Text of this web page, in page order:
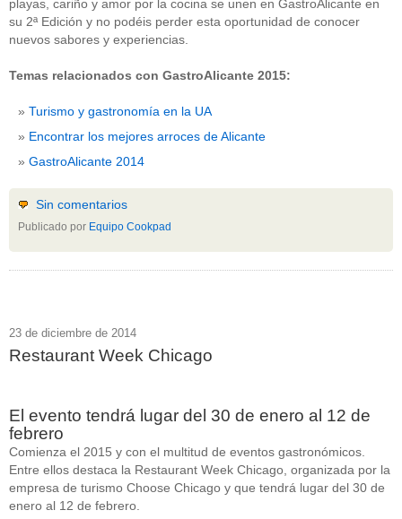
playas, cariño y amor por la cocina se unen en GastroAlicante en
su 2ª Edición y no podéis perder esta oportunidad de conocer
nuevos sabores y experiencias.
Temas relacionados con GastroAlicante 2015:
Turismo y gastronomía en la UA
Encontrar los mejores arroces de Alicante
GastroAlicante 2014
Sin comentarios
Publicado por Equipo Cookpad
23 de diciembre de 2014
Restaurant Week Chicago
El evento tendrá lugar del 30 de enero al 12 de
febrero
Comienza el 2015 y con el multitud de eventos gastronómicos.
Entre ellos destaca la Restaurant Week Chicago, organizada por la
empresa de turismo Choose Chicago y que tendrá lugar del 30 de
enero al 12 de febrero.